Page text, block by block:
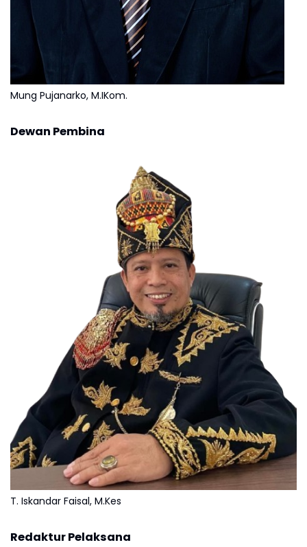
Mung Pujanarko, M.IKom.
Dewan Pembina
T. Iskandar Faisal, M.Kes
Redaktur Pelaksana